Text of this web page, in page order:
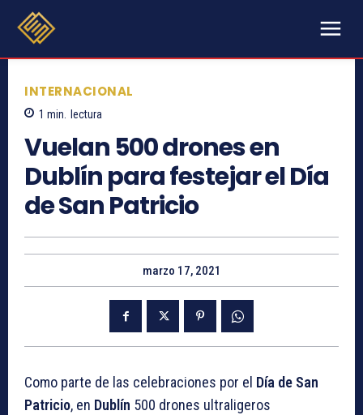
INTERNACIONAL
1 min. lectura
Vuelan 500 drones en
Dublín para festejar el Día
de San Patricio
marzo 17, 2021
Como parte de las celebraciones por el Día de San
Patricio, en Dublín 500 drones ultraligeros